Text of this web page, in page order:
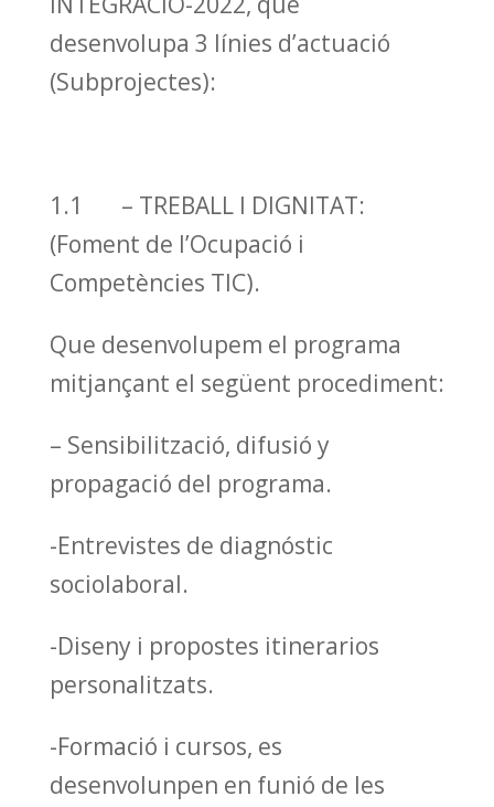
desenvolupa 3 línies d’actuació
(Subprojectes):
1.1 – TREBALL I DIGNITAT:
(Foment de l’Ocupació i
Competències TIC).
Que desenvolupem el programa
mitjançant el següent procediment:
– Sensibilització, difusió y
propagació del programa.
-Entrevistes de diagnóstic
sociolaboral.
-Diseny i propostes itinerarios
personalitzats.
-Formació i cursos, es
desenvolunpen en funió de les